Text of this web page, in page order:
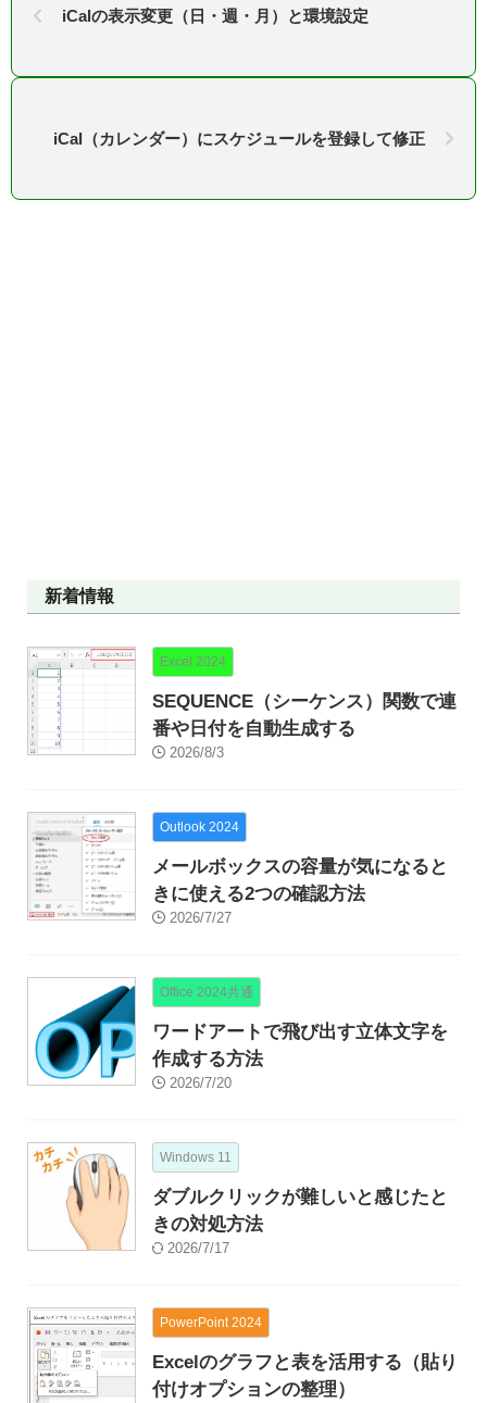
iCalの表示変更（日・週・月）と環境設定
iCal（カレンダー）にスケジュールを登録して修正
新着情報
Excel 2024
SEQUENCE（シーケンス）関数で連
番や日付を自動生成する
2026/8/3
Outlook 2024
メールボックスの容量が気になると
きに使える2つの確認方法
2026/7/27
Office 2024共通
ワードアートで飛び出す立体文字を
作成する方法
2026/7/20
Windows 11
ダブルクリックが難しいと感じたと
きの対処方法
2026/7/17
PowerPoint 2024
Excelのグラフと表を活用する（貼り
付けオプションの整理）